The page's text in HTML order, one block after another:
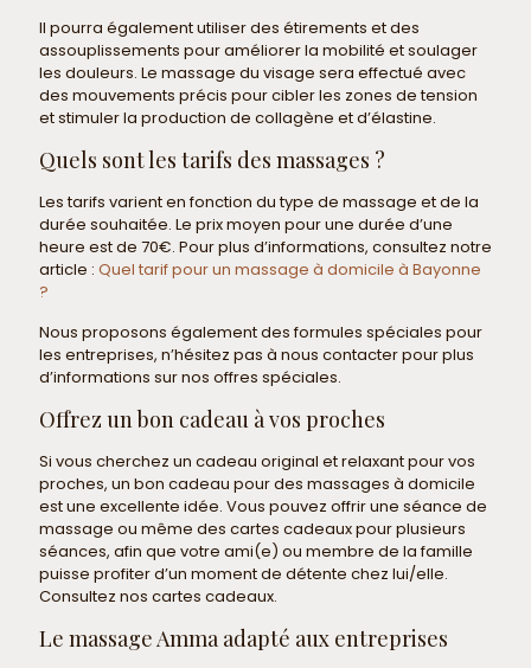
Il pourra également utiliser des étirements et des
assouplissements pour améliorer la mobilité et soulager
les douleurs. Le massage du visage sera effectué avec
des mouvements précis pour cibler les zones de tension
et stimuler la production de collagène et d’élastine.
Quels sont les tarifs des massages ?
Les tarifs varient en fonction du type de massage et de la
durée souhaitée. Le prix moyen pour une durée d’une
heure est de 70€. Pour plus d’informations, consultez notre
article : Quel tarif pour un massage à domicile à Bayonne
?
Nous proposons également des formules spéciales pour
les entreprises, n’hésitez pas à nous contacter pour plus
d’informations sur nos offres spéciales.
Offrez un bon cadeau à vos proches
Si vous cherchez un cadeau original et relaxant pour vos
proches, un bon cadeau pour des massages à domicile
est une excellente idée. Vous pouvez offrir une séance de
massage ou même des cartes cadeaux pour plusieurs
séances, afin que votre ami(e) ou membre de la famille
puisse profiter d’un moment de détente chez lui/elle.
Consultez nos cartes cadeaux.
Le massage Amma adapté aux entreprises